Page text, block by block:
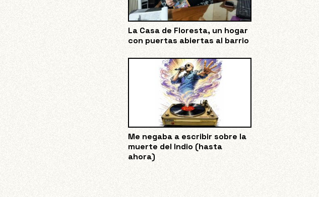
La Casa de Floresta, un hogar
con puertas abiertas al barrio
Me negaba a escribir sobre la
muerte del Indio (hasta
ahora)